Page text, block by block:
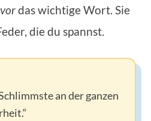
vordas wichtige Wort. Sie
die du spannst.
an der ganzen